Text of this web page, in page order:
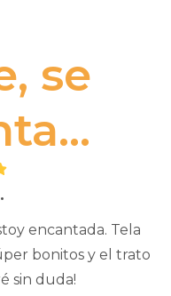
se
encantada. Tela
bonitos y el trato
sin duda!